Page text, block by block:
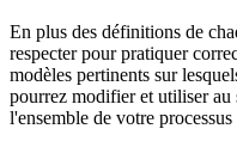
En plus des définitions de
respecter pour pratiquer
modèles pertinents sur
pourrez modifier et utiliser au
l'ensemble de votre processus